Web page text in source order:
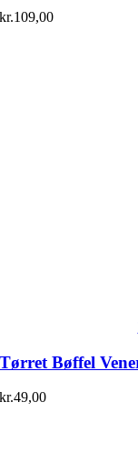
kr.109,00
Tørret Bøffel
kr.49,00